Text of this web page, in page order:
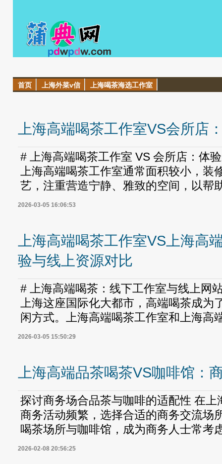
首页 上海外菜v信 上海喝茶海选工作室
上海高端喝茶工作室VS会所店
# 上海高端喝茶工作室 VS 会所店：体
上海高端喝茶工作室通常面积较小，装
艺，注重营造宁静、雅致的空间，以帮
2026-03-05 16:06:53
上海高端喝茶工作室VS上海高
验与线上资源对比
# 上海高端喝茶：线下工作室与线上网
上海这座国际化大都市，高端喝茶成为
闲方式。上海高端喝茶工作室和上海高
2026-03-05 15:50:29
上海高端品茶喝茶VS咖啡馆：
探讨商务场合品茶与咖啡的适配性 在
商务活动频繁，选择合适的商务交流场
喝茶场所与咖啡馆，成为商务人士常考
2026-02-08 20:56:25